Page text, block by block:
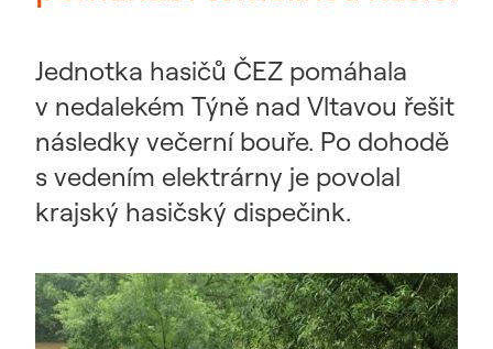
Jednotka hasičů ČEZ pomáhala
v nedalekém Týně nad Vltavou řešit
následky večerní bouře. Po dohodě
s vedením elektrárny je povolal
krajský hasičský dispečink.